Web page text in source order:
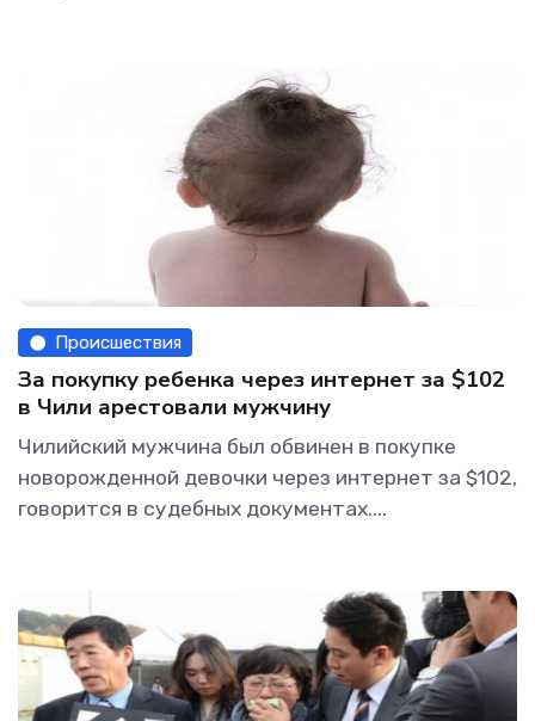
Происшествия
За покупку ребенка через интернет за $102
в Чили арестовали мужчину
Чилийский мужчина был обвинен в покупке
новорожденной девочки через интернет за $102,
говорится в судебных документах....